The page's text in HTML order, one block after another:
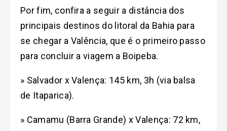
Por fim, confira a seguir a distância dos
principais destinos do litoral da Bahia para
se chegar a Valência, que é o primeiro passo
para concluir a viagem a Boipeba.
» Salvador x Valença: 145 km, 3h (via balsa
de Itaparica).
» Camamu (Barra Grande) x Valença: 72 km,